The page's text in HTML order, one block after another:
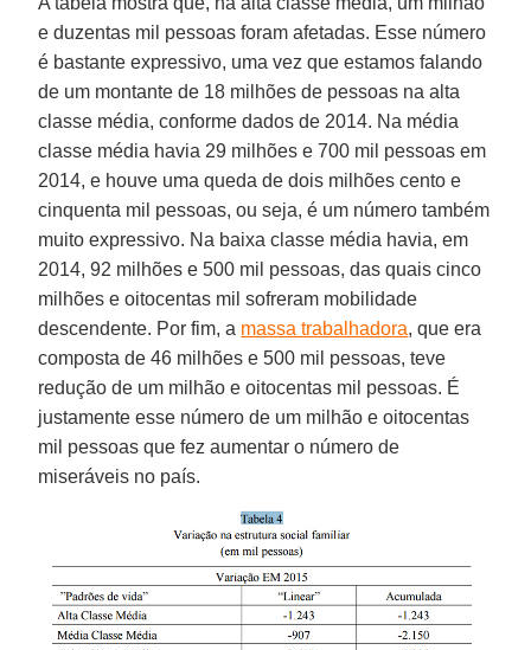
e duzentas mil pessoas foram afetadas. Esse número
é bastante expressivo, uma vez que estamos falando
de um montante de 18 milhões de pessoas na alta
classe média, conforme dados de 2014. Na média
classe média havia 29 milhões e 700 mil pessoas em
2014, e houve uma queda de dois milhões cento e
cinquenta mil pessoas, ou seja, é um número também
muito expressivo. Na baixa classe média havia, em
2014, 92 milhões e 500 mil pessoas, das quais cinco
milhões e oitocentas mil sofreram mobilidade
descendente. Por fim, a massa trabalhadora, que era
composta de 46 milhões e 500 mil pessoas, teve
redução de um milhão e oitocentas mil pessoas. É
justamente esse número de um milhão e oitocentas
mil pessoas que fez aumentar o número de
miseráveis no país.